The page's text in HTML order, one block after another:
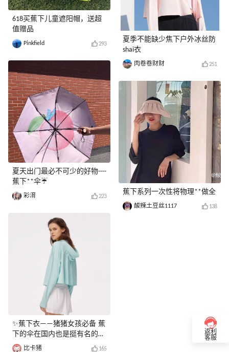
618买蕉下儿童遮阳帽，送超
值赠品
Pinkfield 293
夏天出门最必不可少的好物----
蕉下**伞☔
彩淯 223
✨蕉下衣——猪猪女孩必备 蕉
下的伞在国内也是挺有名的，
虽然有点贵，但是夏天效果很
比卡猪 165
夏季不能缺少焦下户外冰丝防
shai衣
肉卷卷财财 251
蕉下系列一次性将物理**做全
酸辣土豆丝1117 138
返利
客服